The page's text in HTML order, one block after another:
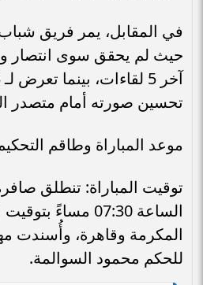
في المقابل، يمر فريق
حيث لم يحقق سوى انتصار
تحسين صورته أمام متصدر
موعد المباراة وطاقم
توقيت المباراة: تنطلق
الساعة 07:30 مساءً
المكرمة وقاهرة، وأُسندت
للحكم محمود السوالمة.